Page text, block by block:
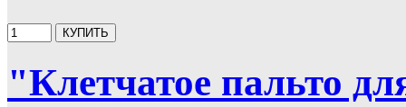
"Клетчатое пальто